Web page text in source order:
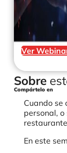
Ver
Sobre
Cuando se
personal,
En este
Compártelo en